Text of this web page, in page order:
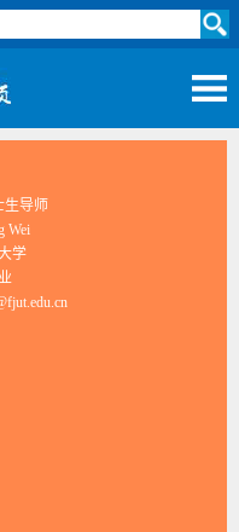
生导师
Wei
学